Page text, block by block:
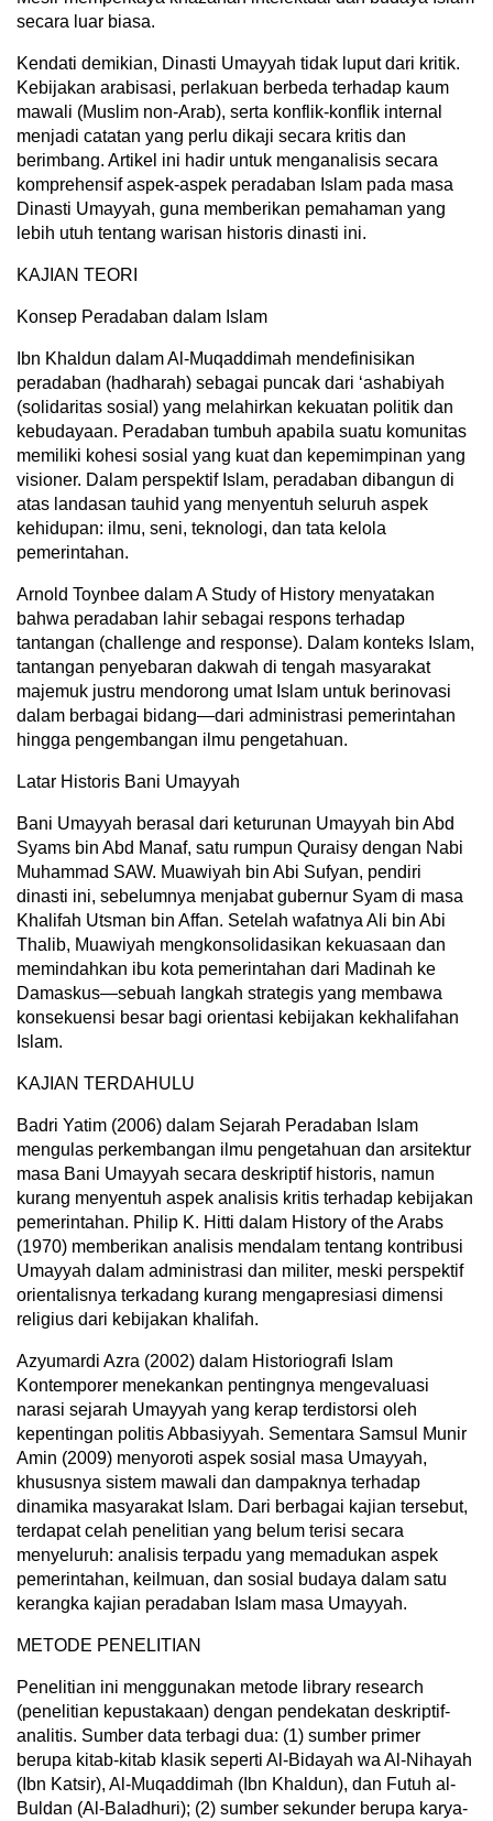
secara luar biasa.
Kendati demikian, Dinasti Umayyah tidak luput dari kritik.
Kebijakan arabisasi, perlakuan berbeda terhadap kaum
mawali (Muslim non-Arab), serta konflik-konflik internal
menjadi catatan yang perlu dikaji secara kritis dan
berimbang. Artikel ini hadir untuk menganalisis secara
komprehensif aspek-aspek peradaban Islam pada masa
Dinasti Umayyah, guna memberikan pemahaman yang
lebih utuh tentang warisan historis dinasti ini.
KAJIAN TEORI
Konsep Peradaban dalam Islam
Ibn Khaldun dalam Al-Muqaddimah mendefinisikan
peradaban (hadharah) sebagai puncak dari ‘ashabiyah
(solidaritas sosial) yang melahirkan kekuatan politik dan
kebudayaan. Peradaban tumbuh apabila suatu komunitas
memiliki kohesi sosial yang kuat dan kepemimpinan yang
visioner. Dalam perspektif Islam, peradaban dibangun di
atas landasan tauhid yang menyentuh seluruh aspek
kehidupan: ilmu, seni, teknologi, dan tata kelola
pemerintahan.
Arnold Toynbee dalam A Study of History menyatakan
bahwa peradaban lahir sebagai respons terhadap
tantangan (challenge and response). Dalam konteks Islam,
tantangan penyebaran dakwah di tengah masyarakat
majemuk justru mendorong umat Islam untuk berinovasi
dalam berbagai bidang—dari administrasi pemerintahan
hingga pengembangan ilmu pengetahuan.
Latar Historis Bani Umayyah
Bani Umayyah berasal dari keturunan Umayyah bin Abd
Syams bin Abd Manaf, satu rumpun Quraisy dengan Nabi
Muhammad SAW. Muawiyah bin Abi Sufyan, pendiri
dinasti ini, sebelumnya menjabat gubernur Syam di masa
Khalifah Utsman bin Affan. Setelah wafatnya Ali bin Abi
Thalib, Muawiyah mengkonsolidasikan kekuasaan dan
memindahkan ibu kota pemerintahan dari Madinah ke
Damaskus—sebuah langkah strategis yang membawa
konsekuensi besar bagi orientasi kebijakan kekhalifahan
Islam.
KAJIAN TERDAHULU
Badri Yatim (2006) dalam Sejarah Peradaban Islam
mengulas perkembangan ilmu pengetahuan dan arsitektur
masa Bani Umayyah secara deskriptif historis, namun
kurang menyentuh aspek analisis kritis terhadap kebijakan
pemerintahan. Philip K. Hitti dalam History of the Arabs
(1970) memberikan analisis mendalam tentang kontribusi
Umayyah dalam administrasi dan militer, meski perspektif
orientalisnya terkadang kurang mengapresiasi dimensi
religius dari kebijakan khalifah.
Azyumardi Azra (2002) dalam Historiografi Islam
Kontemporer menekankan pentingnya mengevaluasi
narasi sejarah Umayyah yang kerap terdistorsi oleh
kepentingan politis Abbasiyyah. Sementara Samsul Munir
Amin (2009) menyoroti aspek sosial masa Umayyah,
khususnya sistem mawali dan dampaknya terhadap
dinamika masyarakat Islam. Dari berbagai kajian tersebut,
terdapat celah penelitian yang belum terisi secara
menyeluruh: analisis terpadu yang memadukan aspek
pemerintahan, keilmuan, dan sosial budaya dalam satu
kerangka kajian peradaban Islam masa Umayyah.
METODE PENELITIAN
Penelitian ini menggunakan metode library research
(penelitian kepustakaan) dengan pendekatan deskriptif-
analitis. Sumber data terbagi dua: (1) sumber primer
berupa kitab-kitab klasik seperti Al-Bidayah wa Al-Nihayah
(Ibn Katsir), Al-Muqaddimah (Ibn Khaldun), dan Futuh al-
Buldan (Al-Baladhuri); (2) sumber sekunder berupa karya-